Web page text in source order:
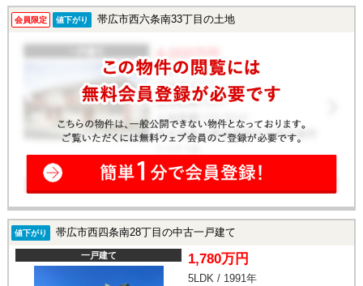
会員限定 値下がり 帯広市西六条南33丁目の土地
値下がり 帯広市西四条南28丁目の中古一戸建て
一戸建て 1,780万円
5LDK / 1991年